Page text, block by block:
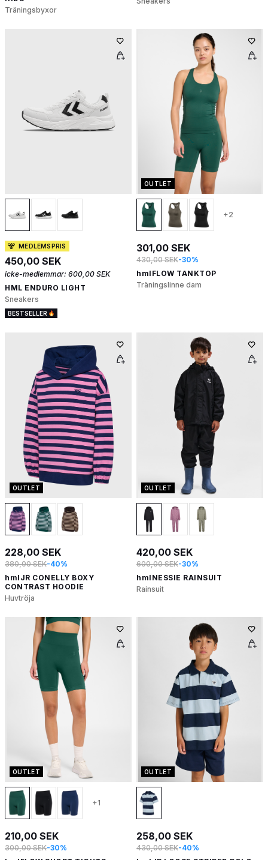
Träningsbyxor
MEDLEMSPRIS
450,00 SEK
icke-medlemmar: 600,00 SEK
HML ENDURO LIGHT
Sneakers
BESTSELLER
OUTLET
+2
301,00 SEK
430,00 SEK-30%
hmlFLOW TANKTOP
Träningslinne dam
OUTLET
228,00 SEK
380,00 SEK-40%
hmlJR CONELLY BOXY
CONTRAST HOODIE
Huvtröja
OUTLET
420,00 SEK
600,00 SEK-30%
hmlNESSIE RAINSUIT
Rainsuit
OUTLET
+1
210,00 SEK
300,00 SEK-30%
OUTLET
258,00 SEK
430,00 SEK-40%